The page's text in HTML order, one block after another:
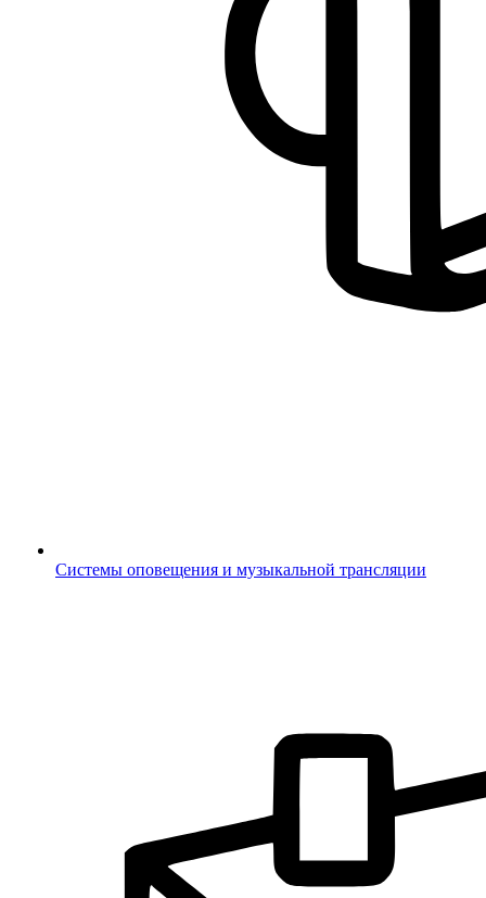
Системы оповещения и музыкальной трансляции